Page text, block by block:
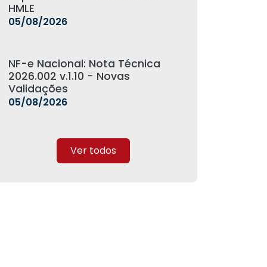
HMLE
05/08/2026
NF-e Nacional: Nota Técnica
2026.002 v.1.10 - Novas
Validações
05/08/2026
Ver todos